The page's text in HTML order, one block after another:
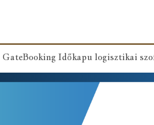
GateBooking Időkapu logisztikai